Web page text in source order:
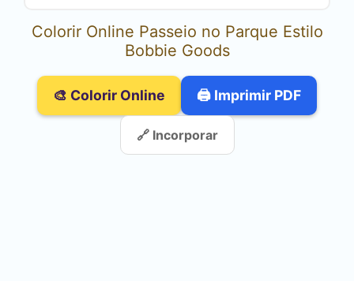
Colorir Online Passeio no Parque Estilo
Bobbie Goods
🎨 Colorir Online 🖨️ Imprimir PDF
🔗 Incorporar